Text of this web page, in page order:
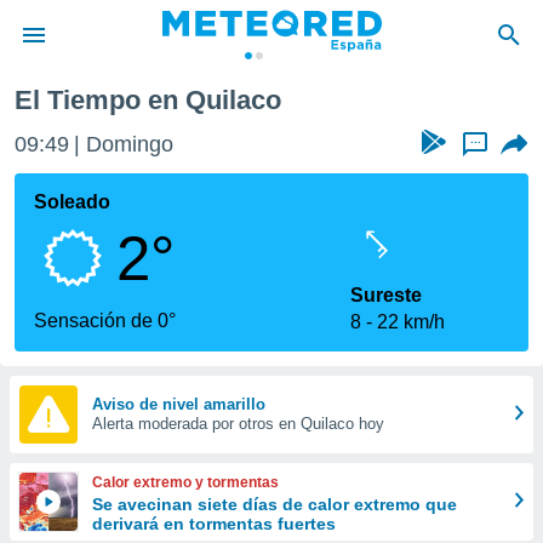
de
por
que se
calidad.
a este
las
y
forma
digital
basada
El Tiempo en Quilaco
09:49 Domingo ...
Soleado
2°
Sensación de 0°
Sureste
8
22 km/h
Aviso de nivel amarillo
Alerta moderada por otros en Quilaco hoy
Calor extremo y tormentas
Se avecinan siete días de calor extremo que
derivará en tormentas fuertes